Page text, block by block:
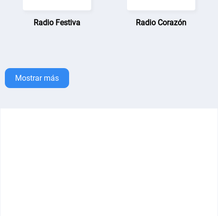
Radio Festiva Radio Corazón
Mostrar más